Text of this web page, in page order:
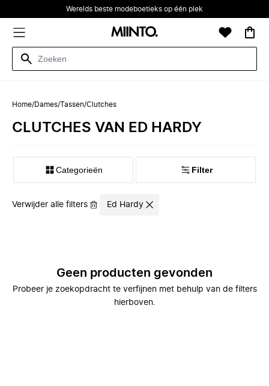
Werelds beste modeboetieks op één plek
Home/Dames/Tassen/Clutches
CLUTCHES VAN ED HARDY
Categorieën Filter
Verwijder alle filters Ed Hardy
Geen producten gevonden
Probeer je zoekopdracht te verfijnen met behulp van de filters
hierboven.